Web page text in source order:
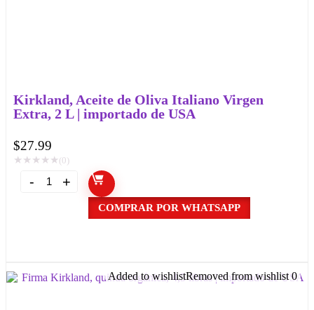
Kirkland, Aceite de Oliva Italiano Virgen
Extra, 2 L | importado de USA
$27.99
★ ★ ★ ★ ★ (0)
COMPRAR POR WHATSAPP
Added to wishlistRemoved from wishlist 0